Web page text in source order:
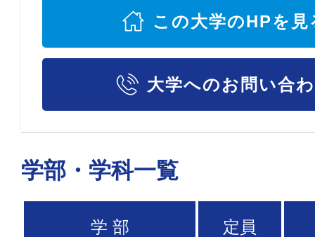
この大学のHPを見
大学へのお問い合
学部・学科一覧
学 部 定員